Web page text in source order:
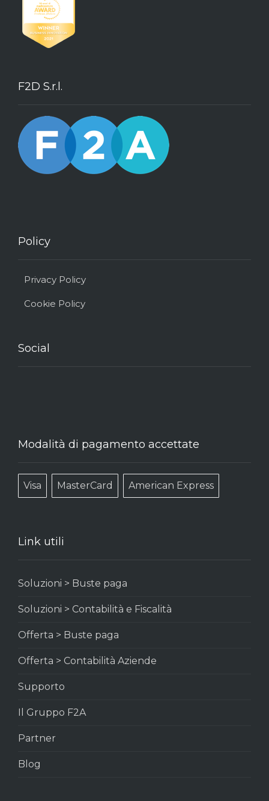
F2D S.r.l.
Policy
Privacy Policy
Cookie Policy
Social
Modalità di pagamento accettate
Visa MasterCard American Express
Link utili
Soluzioni > Buste paga
Soluzioni > Contabilità e Fiscalità
Offerta > Buste paga
Offerta > Contabilità Aziende
Supporto
Il Gruppo F2A
Partner
Blog